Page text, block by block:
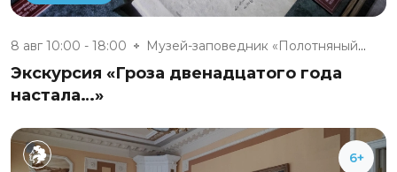
8 авг 10:00 - 18:00 Музей-заповедник «Полотняный З...
Экскурсия «Гроза двенадцатого года
настала…»
6+